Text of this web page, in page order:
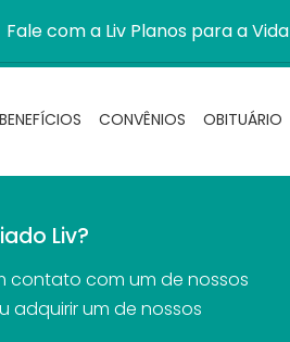
Fale com a Liv Planos para a Vida
BENEFÍCIOS CONVÊNIOS OBITUÁRIO
Liv?
contato com um de nossos
adquirir um de nossos